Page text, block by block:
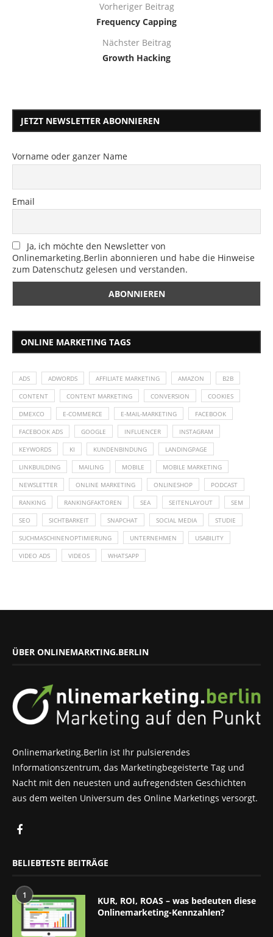
Vorheriger Beitrag
Frequency Capping
Nächster Beitrag
Growth Hacking
JETZT NEWSLETTER ABONNIEREN
Vorname oder ganzer Name
Email
Ja, ich möchte den Newsletter von
Onlinemarketing.Berlin abonnieren und habe die Hinweise
zum Datenschutz gelesen und verstanden.
ONLINE MARKETING TAGS
ADS ADWORDS AFFILIATE MARKETING AMAZON B2B
CONTENT CONTENT MARKETING CONVERSION COOKIES
DMEXCO E-COMMERCE E-MAIL-MARKETING FACEBOOK
FACEBOOK ADS GOOGLE INFLUENCER INSTAGRAM
KEYWORDS KI KUNDENBINDUNG LANDINGPAGE
LINKBUILDING MAILING MOBILE MOBILE MARKETING
NEWSLETTER ONLINE MARKETING ONLINESHOP PODCAST
RANKING RANKINGFAKTOREN SEA SEITENLAYOUT SEM
SEO SICHTBARKEIT SNAPCHAT SOCIAL MEDIA STUDIE
SUCHMASCHINENOPTIMIERUNG UNTERNEHMEN USABILITY
VIDEO ADS VIDEOS WHATSAPP
ÜBER ONLINEMARKTING.BERLIN
Onlinemarketing.Berlin ist Ihr pulsierendes
Informationszentrum, das Marketingbegeisterte Tag und
Nacht mit den neuesten und aufregendsten Geschichten
aus dem weiten Universum des Online Marketings versorgt.
BELIEBTESTE BEITRÄGE
1
KUR, ROI, ROAS – was bedeuten diese
Onlinemarketing-Kennzahlen?